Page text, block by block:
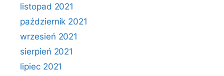
listopad 2021
październik 2021
wrzesień 2021
sierpień 2021
lipiec 2021